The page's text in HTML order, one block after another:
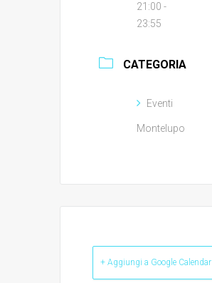
21:00 -
23:55
CATEGORIA
Eventi
Montelupo
+ Aggiungi a Google Calendar